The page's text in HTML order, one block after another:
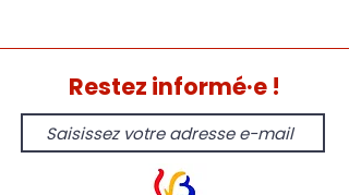
Restez informé·e !